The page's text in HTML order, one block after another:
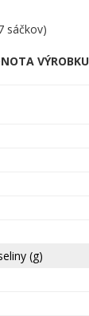
sáčkov)
VÝROBKU
(g)